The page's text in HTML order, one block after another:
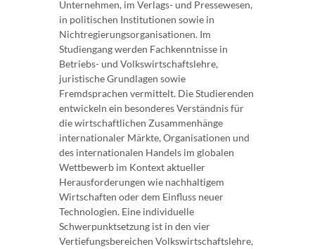
Unternehmen, im Verlags- und Pressewesen,
in politischen Institutionen sowie in
Nichtregierungsorganisationen. Im
Studiengang werden Fachkenntnisse in
Betriebs- und Volkswirtschaftslehre,
juristische Grundlagen sowie
Fremdsprachen vermittelt. Die Studierenden
entwickeln ein besonderes Verständnis für
die wirtschaftlichen Zusammenhänge
internationaler Märkte, Organisationen und
des internationalen Handels im globalen
Wettbewerb im Kontext aktueller
Herausforderungen wie nachhaltigem
Wirtschaften oder dem Einfluss neuer
Technologien. Eine individuelle
Schwerpunktsetzung ist in den vier
Vertiefungsbereichen Volkswirtschaftslehre,